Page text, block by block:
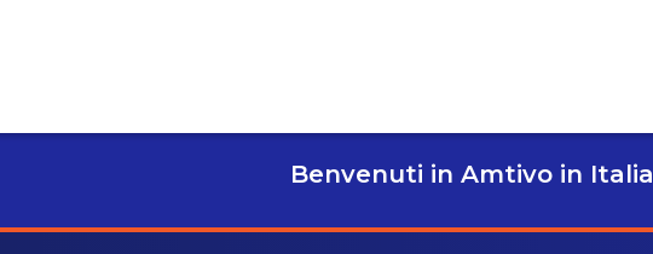
Benvenuti in Amtivo in Italia